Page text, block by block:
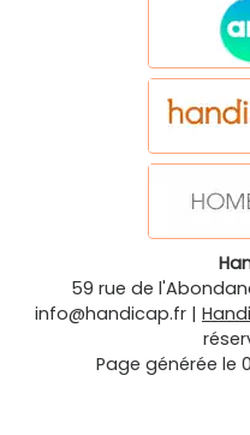
59 rue de
info@handicap.fr |
Page générée le